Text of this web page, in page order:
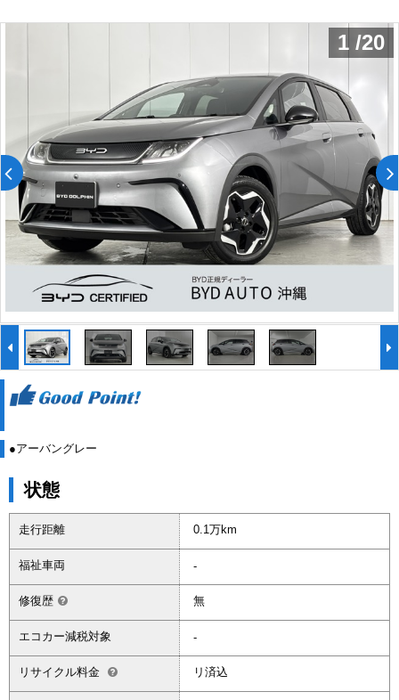
1 /20
●アーバングレー
状態
走行距離 0.1万km
福祉車両 -
修復歴 無
エコカー減税対象 -
リサイクル料金 リ済込